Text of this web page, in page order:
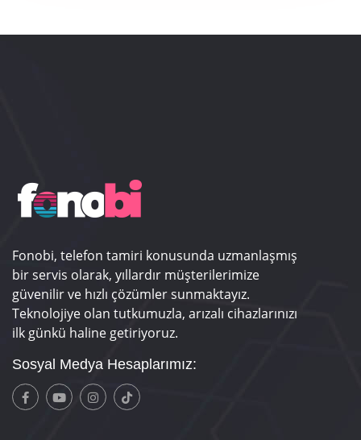
Fonobi, telefon tamiri konusunda uzmanlaşmış
bir servis olarak, yıllardır müşterilerimize
güvenilir ve hızlı çözümler sunmaktayız.
Teknolojiye olan tutkumuzla, arızalı cihazlarınızı
ilk günkü haline getiriyoruz.
Sosyal Medya Hesaplarımız: